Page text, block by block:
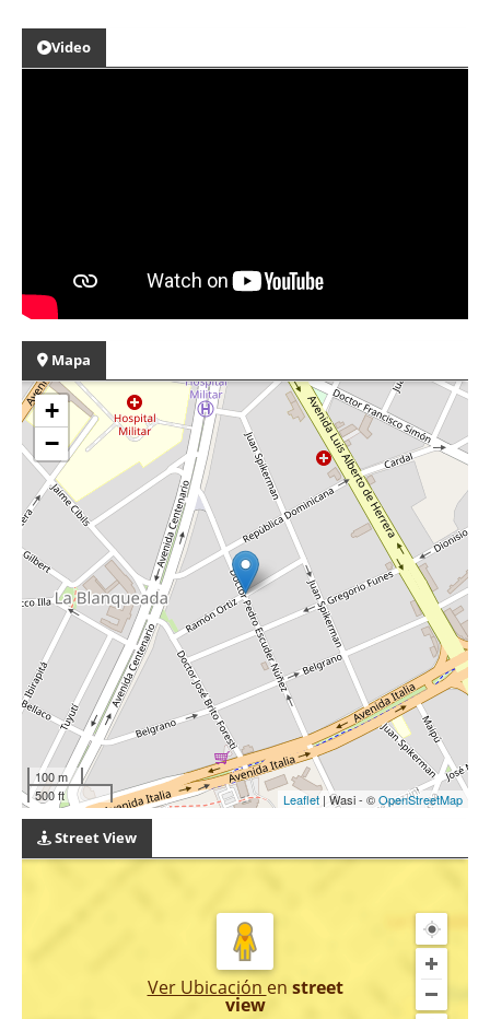
Video
Mapa
+
−
100 m
500 ft
Leaflet | Wasi - ©OpenStreetMap
Street View
Ver Ubicación en street
view